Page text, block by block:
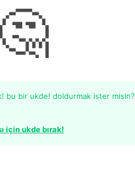
bu bir ukde! doldurmak ister misin?
için ukde bırak!